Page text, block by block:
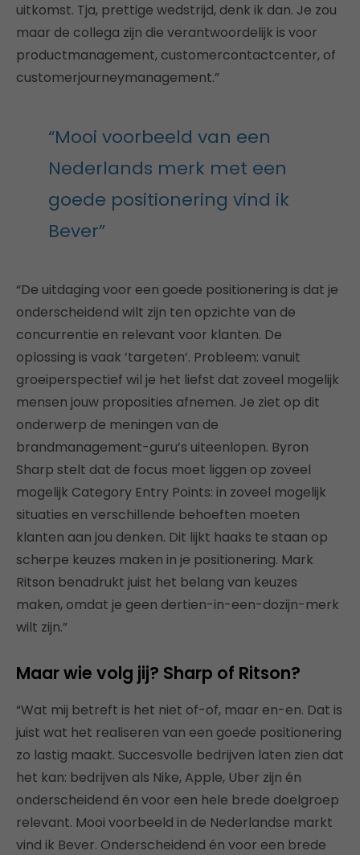
uitkomst. Tja, prettige wedstrijd, denk ik dan. Je zou
maar de collega zijn die verantwoordelijk is voor
productmanagement, customercontactcenter, of
customerjourneymanagement.”
“Mooi voorbeeld van een
Nederlands merk met een
goede positionering vind ik
Bever”
“De uitdaging voor een goede positionering is dat je
onderscheidend wilt zijn ten opzichte van de
concurrentie en relevant voor klanten. De
oplossing is vaak ’targeten’. Probleem: vanuit
groeiperspectief wil je het liefst dat zoveel mogelijk
mensen jouw proposities afnemen. Je ziet op dit
onderwerp de meningen van de
brandmanagement-guru’s uiteenlopen. Byron
Sharp stelt dat de focus moet liggen op zoveel
mogelijk Category Entry Points: in zoveel mogelijk
situaties en verschillende behoeften moeten
klanten aan jou denken. Dit lijkt haaks te staan op
scherpe keuzes maken in je positionering. Mark
Ritson benadrukt juist het belang van keuzes
maken, omdat je geen dertien-in-een-dozijn-merk
wilt zijn.”
Maar wie volg jij? Sharp of Ritson?
“Wat mij betreft is het niet of-of, maar en-en. Dat is
juist wat het realiseren van een goede positionering
zo lastig maakt. Succesvolle bedrijven laten zien dat
het kan: bedrijven als Nike, Apple, Uber zijn én
onderscheidend én voor een hele brede doelgroep
relevant. Mooi voorbeeld in de Nederlandse markt
vind ik Bever. Onderscheidend én voor een brede